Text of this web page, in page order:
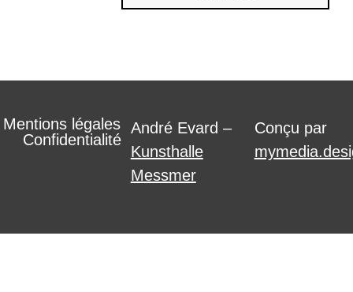
André Evard –
Kunsthalle
Messmer
Conçu par
Mentions légales
Confidentialité